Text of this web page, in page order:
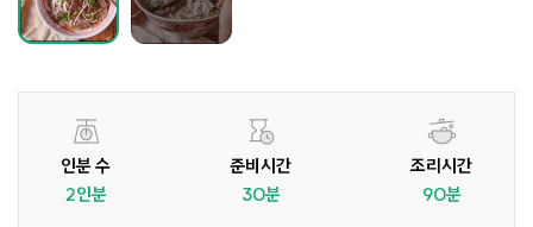
인분 수
2인분
준비시간
30분
조리시간
90분